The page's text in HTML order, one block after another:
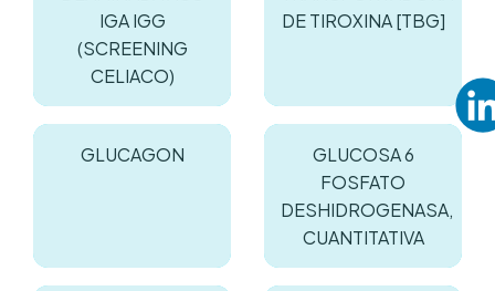
IGA IGG
(SCREENING
CELIACO)
DE TIROXINA [TBG]
GLUCAGON
GLUCOSA 6
FOSFATO
DESHIDROGENASA,
CUANTITATIVA